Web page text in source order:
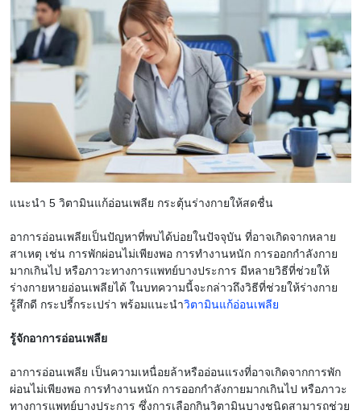
แนะนำ 5 วิตามินแก้อ่อนเพลีย กระตุ้นร่างกายให้สดชื่น
อาการอ่อนเพลียเป็นปัญหาที่พบได้บ่อยในปัจจุบัน ที่อาจเกิดจากหลาย
สาเหตุ เช่น การพักผ่อนไม่เพียงพอ การทำงานหนัก การออกกำลังกาย
มากเกินไป หรือภาวะทางการแพทย์บางประการ มีหลายวิธีที่ช่วยให้
ร่างกายหายอ่อนเพลียได้ ในบทความนี้จะกล่าวถึงวิธีที่ช่วยให้ร่างกาย
รู้สึกดี กระปรี้กระเปร่า พร้อมแนะนำวิตามินแก้อ่อนเพลีย
รู้จักอาการอ่อนเพลีย
อาการอ่อนเพลีย เป็นความเหนื่อยล้าหรืออ่อนแรงที่อาจเกิดจากการพัก
ผ่อนไม่เพียงพอ การทำงานหนัก การออกกำลังกายมากเกินไป หรือภาวะ
ทางการแพทย์บางประการ ซึ่งการเลือกกินวิตามินบางชนิดสามารถช่วย